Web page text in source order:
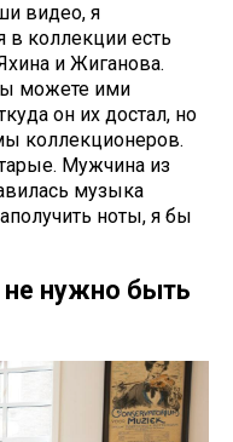
видео, я
коллекции есть
и Жиганова.
можете ими
он их достал, но
коллекционеров.
Мужчина из
музыка
ноты, я бы
не нужно быть